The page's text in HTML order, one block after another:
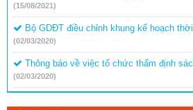
(15/08/2021)
Bộ GDĐT điều chỉnh khung kế hoạch
(02/03/2020)
Thông báo về việc tổ chức thẩm định
(02/03/2020)